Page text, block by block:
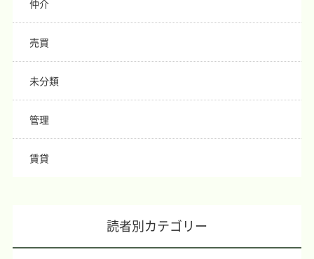
仲介
売買
未分類
管理
賃貸
読者別カテゴリー